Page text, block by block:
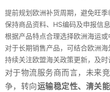
提前规划欧洲补货周期，避免旺季
保持商品资料、HS编码及申报信息
根据产品特点合理选择欧洲海运或
对于长期销售产品，可结合欧洲海
持续关注欧盟海关政策更新，及时
对于物流服务商而言，未来
争，转向运输稳定性、清关